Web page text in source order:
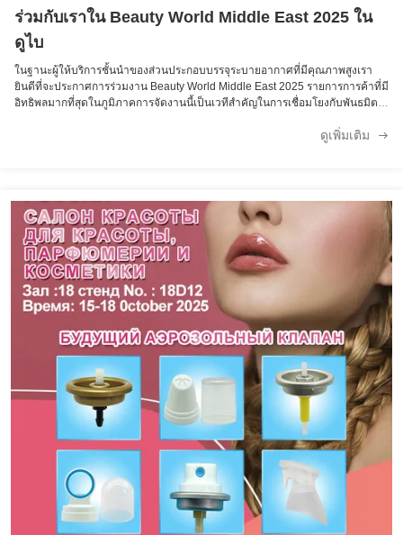
ร่วมกับเราใน Beauty World Middle East 2025 ใน
ดูไบ
ในฐานะผู้ให้บริการชั้นนําของส่วนประกอบบรรจุระบายอากาศที่มีคุณภาพสูงเรา
ยินดีที่จะประกาศการร่วมงาน Beauty World Middle East 2025 รายการการค้าที่มี
อิทธิพลมากที่สุดในภูมิภาคการจัดงานนี้เป็นเวทีสําคัญในการเชื่อมโยงกับพันธมิตร
เชิญคุณอย่างอบอุ่นที่จะเยี่ยมชมบูธของเรา และสัมผัสวิธีแก้ไขแอโรโซลที่ทันสมัย
Emirates) ห้อง: หมายเลขบูธ: SA-I52 เวลาออกอากาศ 10:00 - 18:00 (ทุกวัน)
ผลิตภัณฑ์ของเรา ในงานนิทรรศการปีนี้ เราจะนําเสนอสินค้าหลักของเรา สําหรับ
ด้านความงาม การดูแลบุคคล และด้านครัวเรือน โดยเน้นความทนทาน ความแม่น
ยําและความสอดคล้องกับมาตรฐานโลกครับ วาล์วระบายอากาศ เครื่องขับเคลื่อน
ระบายน้ํา กระป๋องระบายน้ํา หมวกแอร์โซล ติดต่อเรา เรายินดีต้อนรับคุณที่บูธของ
เรา (SA-I52, อาเรน่า ฮอลล์) เพื่อหารือเกี่ยวกับวิธีการแก้ไขแอโรโซลของเรา
สามารถสนับสนุนเป้าหมายธุรกิจของคุณกรุณาติดต่อเราผ่านครับ วอทแอป: +86
15303173300 อีเมล: jcsale22@aerosol-valve.com อย่าพลาดโอกาสที่จะติดต่อ
กับทีมผู้เชี่ยวชาญของเรา สํารวจการแสดงผลิตภัณฑ์สด และค้นพบโอกาสการร่วม
มือเฉพาะอย่างยิ่งที่ Beauty World Middle East 2025! เจอกันในดูไบ!
ดูเพิ่มเติม